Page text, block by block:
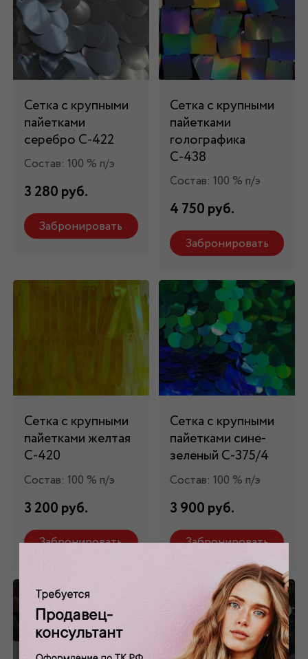
Сетка с крупными
пайетками
серебро С-422
Состав: 100 % п/э
3 280 руб.
Забронировать
Сетка с крупными
пайетками
голографика
С-438
Состав: 100 % п/э
4 750 руб.
Забронировать
Сетка с крупными
пайетками желтая
С-420
Состав: 100 % п/э
3 200 руб.
Забронировать
Сетка с крупными
пайетками сине-
зеленый С-375/4
Состав: 100 % п/э
3 900 руб.
Забронировать